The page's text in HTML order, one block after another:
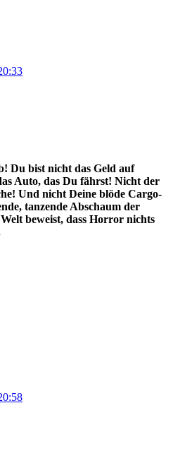
Du bist nicht das Geld auf
Auto, das Du fährst! Nicht der
Und nicht Deine blöde Cargo-
tanzende Abschaum der
beweist, dass Horror nichts